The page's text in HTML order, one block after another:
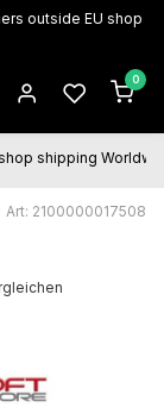
outside EU shop
0
shipping
Art: 2100000017508